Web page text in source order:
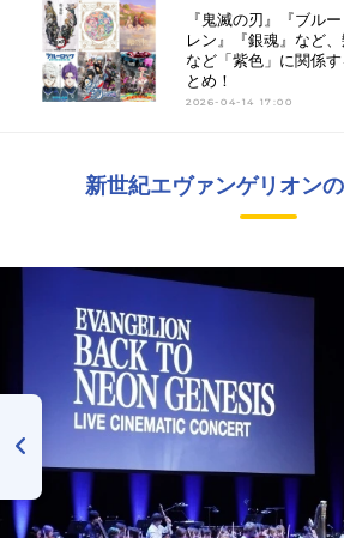
『鬼滅の刃』『ブル
レン』『銀魂』など
など「紫色」に関係
とめ！
2026-04-14 17:00
新世紀エヴァンゲリオン